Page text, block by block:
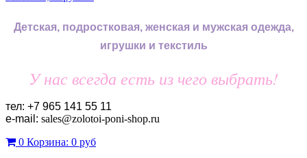
Детская, подростковая, женская и мужская одежда,
игрушки и текстиль
У нас всегда есть из чего выбрать!
тел: +7 965 141 55 11
e-mail: sales@zolotoi-poni-shop.ru
0 Корзина: 0 руб